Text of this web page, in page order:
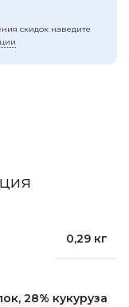
скидок наведите
0,29 кг
28% кукуруза